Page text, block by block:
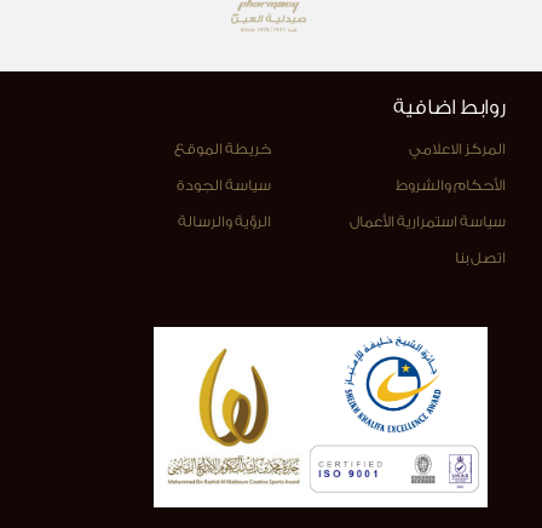
روابط اضافية
المركز الاعلامي خريطة الموقع
الأحكام والشروط سياسة الجودة
سياسة استمرارية الأعمال الرؤية والرسالة
اتصل بنا